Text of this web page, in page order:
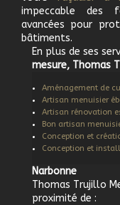
impeccable des
avancées pour
bâtiments.
En plus de ses
mesure, Thomas
Aménagement de
Artisan menuisier
Artisan rénovation
Bon artisan
Conception et
Conception et
Narbonne
Thomas Trujillo
proximité de :